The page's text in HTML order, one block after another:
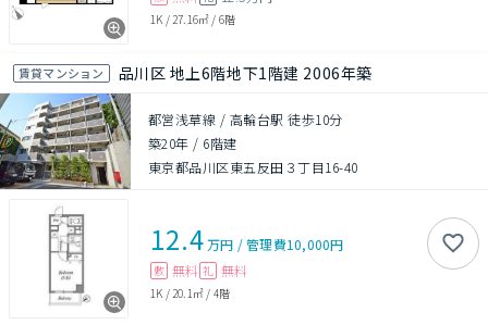
1K / 27.16㎡ / 6階
賃貸マンション 品川区 地上6階地下1階建 2006年築
都営浅草線 / 高輪台駅 徒歩10分
築20年 / 6階建
東京都品川区東五反田３丁目16-40
12.4万円 /管理費10,000円
敷 無料 礼 無料
1K / 20.1㎡ / 4階